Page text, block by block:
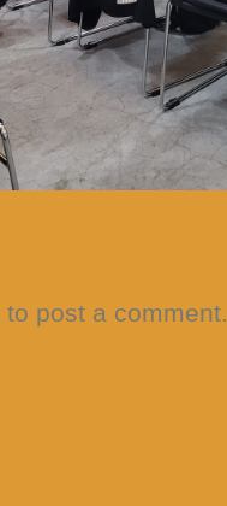
to post a comment.